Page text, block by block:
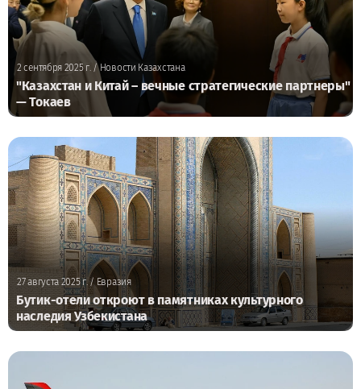
2 сентября 2025 г./ Новости Казахстана
"Казахстан и Китай – вечные стратегические партнеры"
— Токаев
27 августа 2025 г./ Евразия
Бутик-отели откроют в памятниках культурного
наследия Узбекистана